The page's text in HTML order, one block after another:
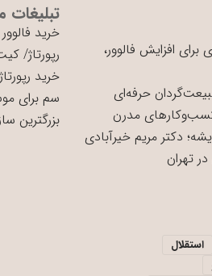
افزایش فالوور،
حرفه‌ای
کسب‌وکارهای مدرن
دکتر مریم خیرآبادی
تهران
تبلیغات
خرید فالوور
رپورتاژ/
خرید رپورتاژ
سم برای
بزرگترین
استقلال